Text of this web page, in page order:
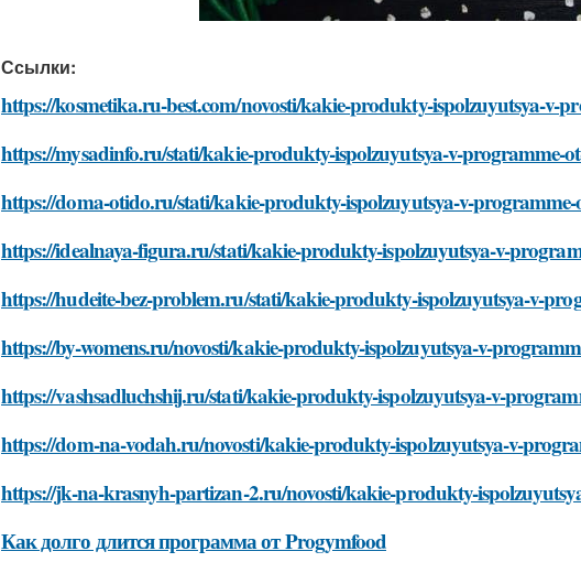
Ссылки:
https://kosmetika.ru-best.com/novosti/kakie-produkty-ispolzuyutsya-v-
https://mysadinfo.ru/stati/kakie-produkty-ispolzuyutsya-v-programme-
https://doma-otido.ru/stati/kakie-produkty-ispolzuyutsya-v-
https://idealnaya-figura.ru/stati/kakie-produkty-ispolzuyutsya-v-
https://hudeite-bez-problem.ru/stati/kakie-produkty-ispolzuyutsya-v-
https://by-womens.ru/novosti/kakie-produkty-ispolzuyutsya-v-
https://vashsadluchshij.ru/stati/kakie-produkty-ispolzuyutsya-v-
https://dom-na-vodah.ru/novosti/kakie-produkty-ispolzuyutsya-v-
https://jk-na-krasnyh-partizan-2.ru/novosti/kakie-produkty-
Как долго длится программа от Progymfood